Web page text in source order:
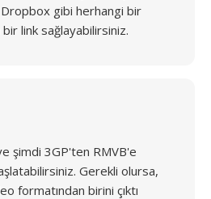
gibi herhangi bir
link sağlayabilirsiniz.
şimdi 3GP'ten RMVB'e
Gerekli olursa,
formatından birini çıktı